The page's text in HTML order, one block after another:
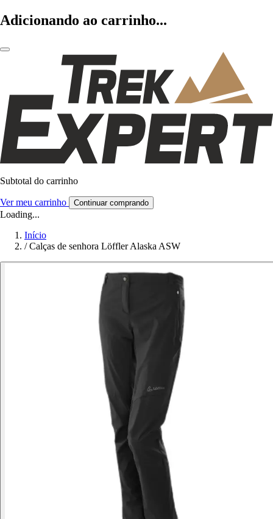
Adicionando ao carrinho...
Subtotal do carrinho
Ver meu carrinho Continuar comprando
Loading...
Início
/ Calças de senhora Löffler Alaska ASW